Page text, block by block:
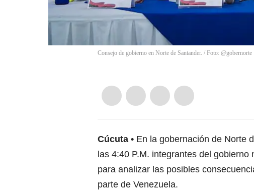
Consejo de gobierno en Norte de Santander. / Foto: @gobernorte
Cúcuta
En la gobernación de Norte
las 4:40 P.M. integrantes del
para analizar las posibles
parte de Venezuela.